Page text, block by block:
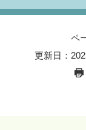
ペ
更新日：